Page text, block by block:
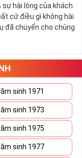
tính cách chung
cũng được mọi
liệt, người đi
và năng lượng.
và bị kẻ xấu hãm
thân.
Sim Số Đẹp Đầu
hài lòng của khách
cứ điều gì không hài
đã chuyển cho chúng
sinh 1971
sinh 1973
sinh 1975
sinh 1977